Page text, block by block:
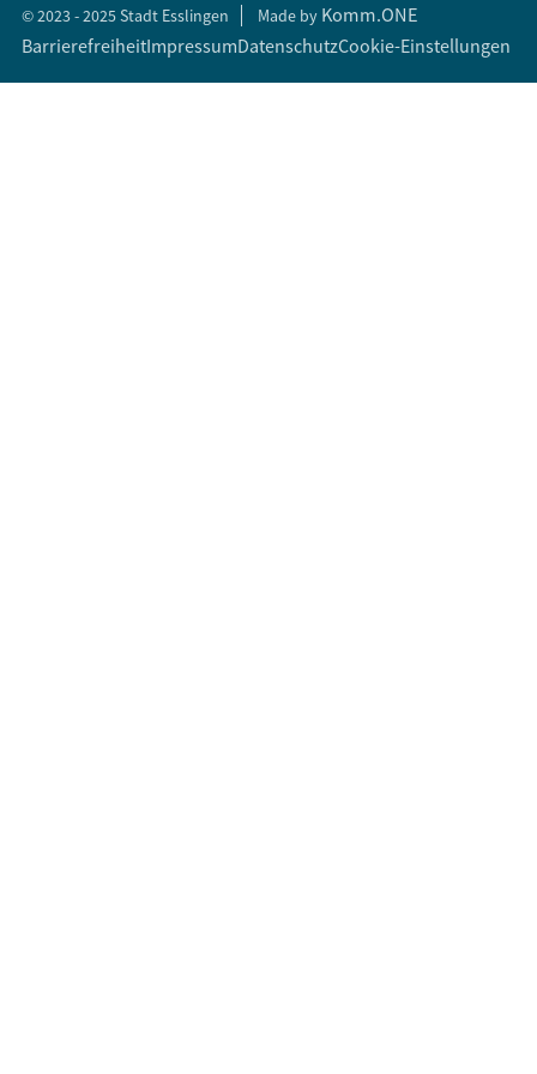
© 2023 - 2025 Stadt Esslingen Made by Komm.ONE
BarrierefreiheitImpressumDatenschutzCookie-Einstellungen